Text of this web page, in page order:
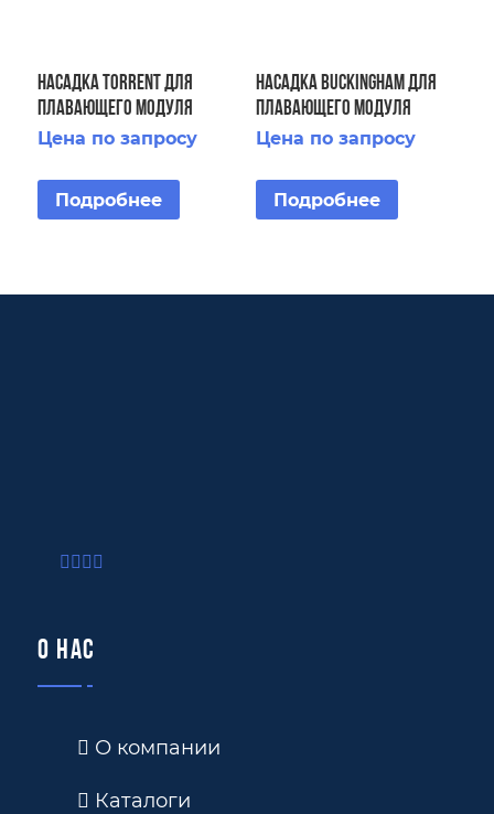
Насадка Torrent для
плавающего модуля
Floating Display Aerator 1
Цена по запросу
Подробнее
Насадка Buckingham для
плавающего модуля
Fountain Floating Fountain
Цена по запросу
Подробнее
О нас
О компании
Каталоги